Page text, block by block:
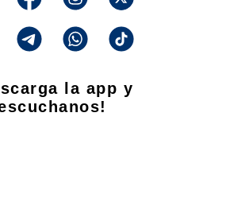
la app y